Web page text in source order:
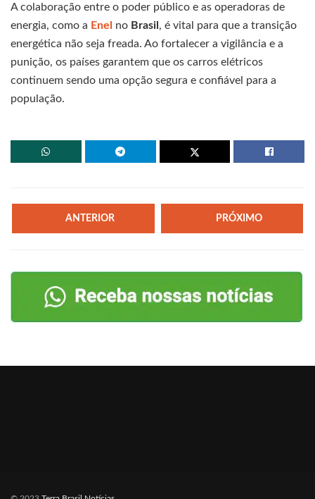
A colaboração entre o poder público e as operadoras de
energia, como a Enel no Brasil , é vital para que a transição
energética não seja freada. Ao fortalecer a vigilância e a
punição, os países garantem que os carros elétricos
continuem sendo uma opção segura e confiável para a
população.
ANTERIOR PRÓXIMO